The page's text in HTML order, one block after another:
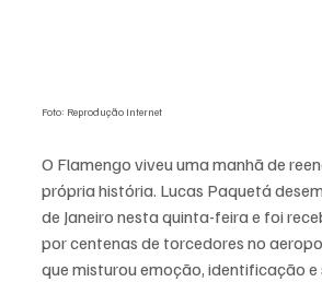
Foto: Reprodução Internet
O Flamengo viveu uma manhã de
própria história. Lucas Paquetá
de Janeiro nesta quinta-feira e foi
por centenas de torcedores no
que misturou emoção, identificação e